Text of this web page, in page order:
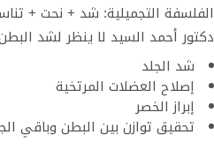
الفلسفة التجميلية: شد + نحت +
دكتور أحمد السيد لا ينظر لشد
شد الجلد
إصلاح العضلات المرتخية
إبراز الخصر
تحقيق توازن بين البطن وباقي